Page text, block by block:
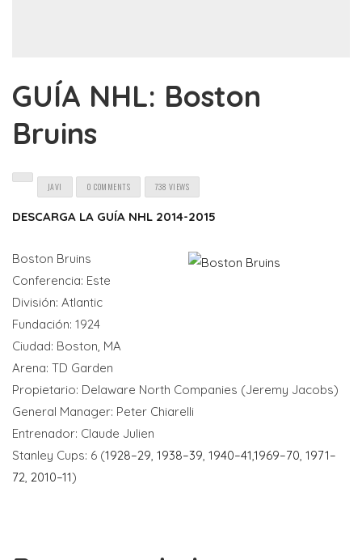
GUÍA NHL: Boston
Bruins
JAVI 0 COMMENTS 738 VIEWS
DESCARGA LA GUÍA NHL 2014-2015
Boston Bruins
Conferencia: Este
División: Atlantic
Fundación: 1924
Ciudad: Boston, MA
Arena: TD Garden
Propietario: Delaware North Companies (Jeremy Jacobs)
General Manager: Peter Chiarelli
Entrenador: Claude Julien
Stanley Cups: 6 (1928–29, 1938–39, 1940–41,1969–70, 1971–
72, 2010–11)